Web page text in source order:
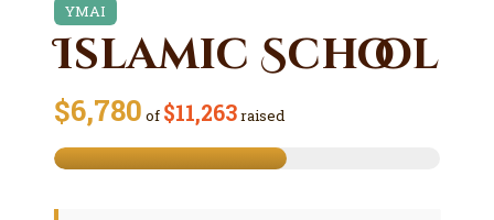
YMAI
Islamic School
$6,780 of $11,263raised